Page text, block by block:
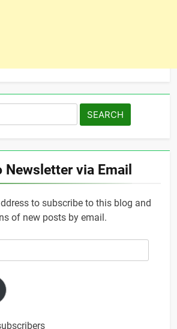
via Email
to subscribe to this blog and
of new posts by email.